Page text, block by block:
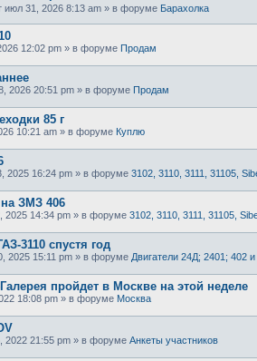
июл 31, 2026 8:13 am » в форуме Барахолка
12:02 pm » в форуме Продам
2026 20:51 pm » в форуме Продам
85 г
10:21 am » в форуме Куплю
2025 16:24 pm » в форуме 3102, 3110, 3111, 31105,
ЗМЗ 406
2025 14:34 pm » в форуме 3102, 3110, 3111, 31105,
3110 спустя год
2025 15:11 pm » в форуме Двигатели 24Д; 2401; 402
пройдет в Москве на этой неделе
18:08 pm » в форуме Москва
2022 21:55 pm » в форуме Анкеты участников